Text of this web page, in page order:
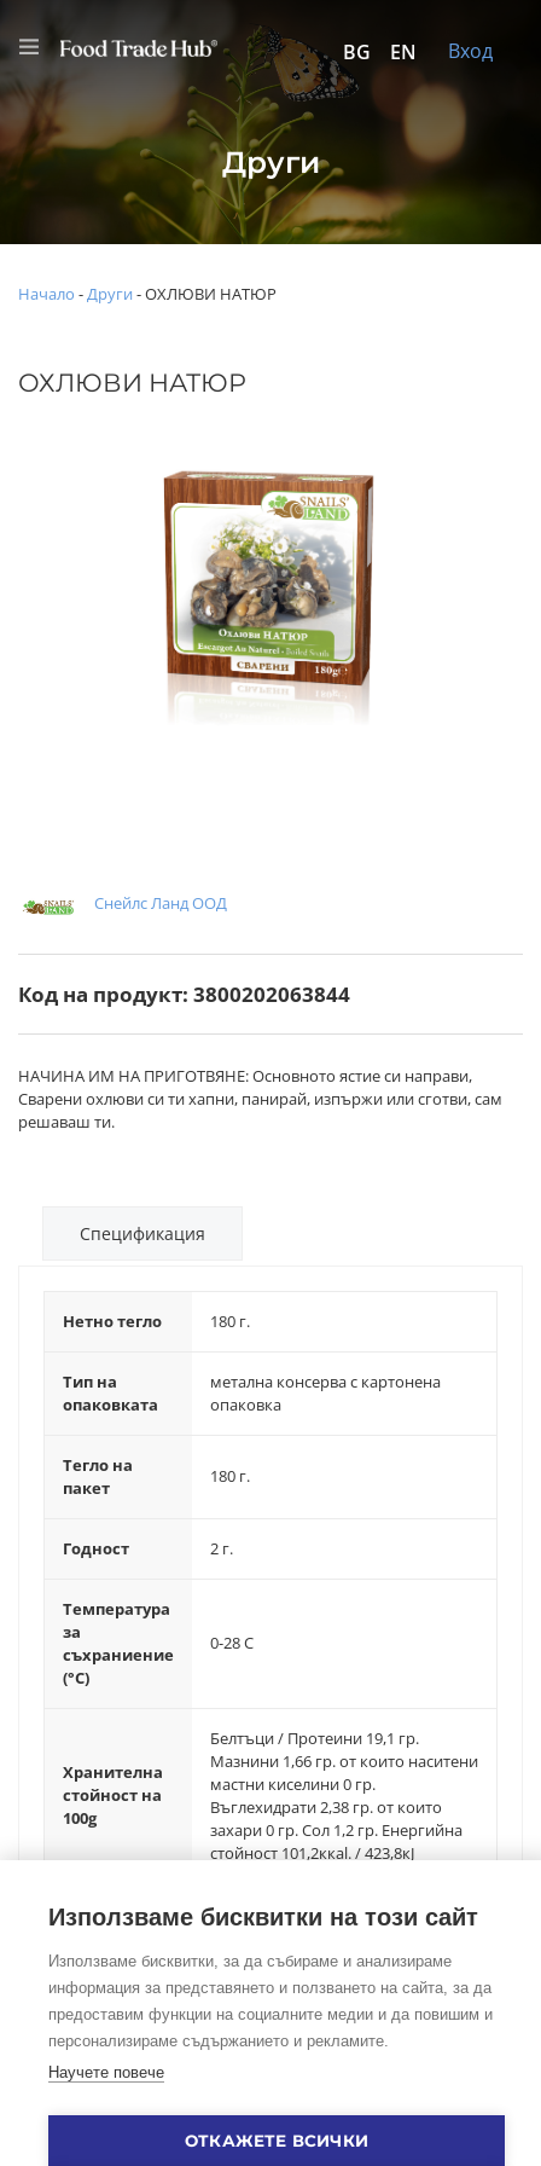
BG EN Вход
Други
Начало -Други -ОХЛЮВИ НАТЮР
ОХЛЮВИ НАТЮР
Снейлс Ланд ООД
Код на продукт: 3800202063844
НАЧИНА ИМ НА ПРИГОТВЯНЕ: Основното ястие си направи,
Сварени охлюви си ти хапни, панирай, изпържи или сготви, сам
решаваш ти.
Спецификация
Нетно тегло 180 г.
Тип на
опаковката
метална консерва с картонена
опаковка
Тегло на
пакет
180 г.
Годност 2 г.
Температура
за
съхраниение
(°C)
0-28 C
Хранителна
стойност на
100g
Белтъци / Протеини 19,1 гр.
Мазнини 1,66 гр. от които наситени
мастни киселини 0 гр.
Въглехидрати 2,38 гр. от които
захари 0 гр. Сол 1,2 гр. Енергийна
стойност 101,2ккаl. / 423,8кJ
©Copyright2026 Foodtradehub.comВсички права запазени
ЗАЩИТА НА ЛИЧНИ ДАННИ| ПОЛИТИКА ЗА БИСКВИТКИ
Използваме бисквитки на този сайт
Използваме бисквитки, за да събираме и анализираме
информация за представянето и ползването на сайта, за да
предоставим функции на социалните медии и да повишим и
персонализираме съдържанието и рекламите.
Научете повече
ОТКАЖЕТЕ ВСИЧКИ